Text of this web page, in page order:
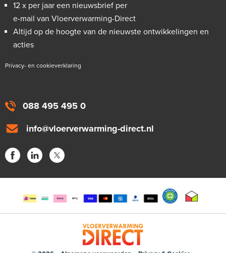
088 495 495 0
info@vloerverwarming-direct.nl
12 x per jaar een nieuwsbrief per
e-mail van Vloerverwarming-Direct
Altijd op de hoogte van de nieuwste ontwikkelingen en
acties
Privacy- en cookieverklaring